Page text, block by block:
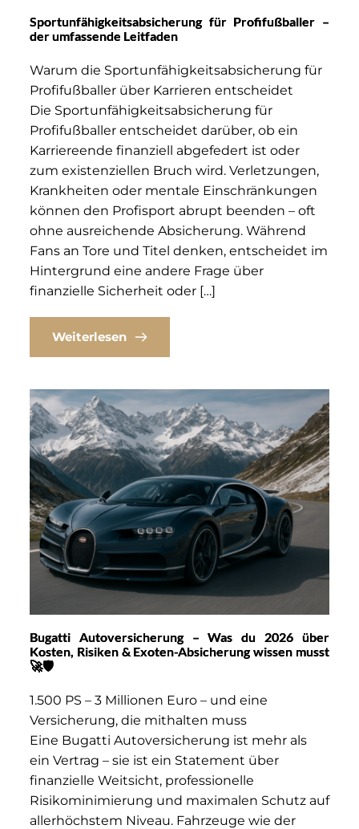
Sportunfähigkeitsabsicherung für Profifußballer –
der umfassende Leitfaden
Warum die Sportunfähigkeitsabsicherung für
Profifußballer über Karrieren entscheidet
Die Sportunfähigkeitsabsicherung für
Profifußballer entscheidet darüber, ob ein
Karriereende finanziell abgefedert ist oder
zum existenziellen Bruch wird. Verletzungen,
Krankheiten oder mentale Einschränkungen
können den Profisport abrupt beenden – oft
ohne ausreichende Absicherung. Während
Fans an Tore und Titel denken, entscheidet im
Hintergrund eine andere Frage über
finanzielle Sicherheit oder […]
Weiterlesen
Bugatti Autoversicherung – Was du 2026 über
Kosten, Risiken & Exoten-Absicherung wissen musst
🚀🛡️
1.500 PS – 3 Millionen Euro – und eine
Versicherung, die mithalten muss
Eine Bugatti Autoversicherung ist mehr als
ein Vertrag – sie ist ein Statement über
finanzielle Weitsicht, professionelle
Risikominimierung und maximalen Schutz auf
allerhöchstem Niveau. Fahrzeuge wie der